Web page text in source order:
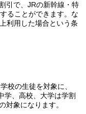
引で、JRの新幹線・特
ることができます。な
利用した場合という条
校の生徒を対象に、
学、高校、大学は学割
対象になります。